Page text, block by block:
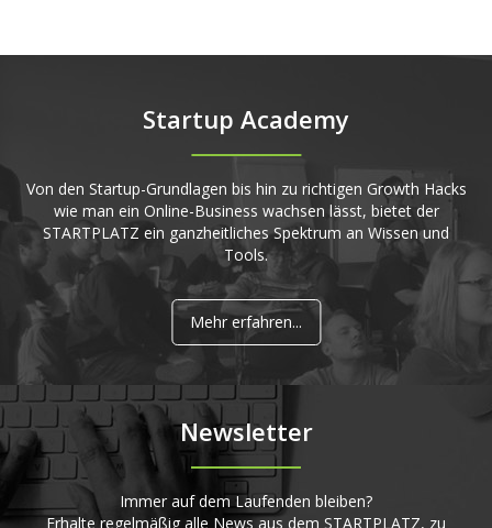
Startup Academy
Von den Startup-Grundlagen bis hin zu richtigen Growth Hacks
wie man ein Online-Business wachsen lässt, bietet der
STARTPLATZ ein ganzheitliches Spektrum an Wissen und
Tools.
Mehr erfahren...
Newsletter
Immer auf dem Laufenden bleiben?
Erhalte regelmäßig alle News aus dem STARTPLATZ, zu